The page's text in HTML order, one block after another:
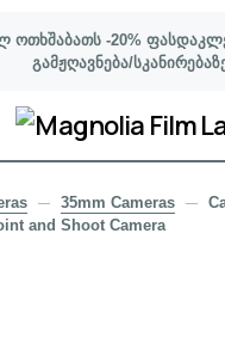
ოთხშაბათს -20%
გამჟღავნება/
35mm Cameras
and Shoot Camera